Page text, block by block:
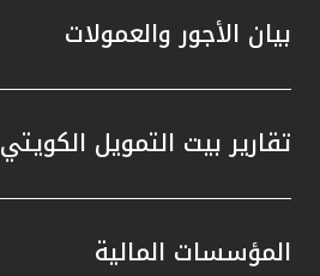
بيان الأجور والعمولات
تقارير بيت التمويل الكويتي
المؤسسات المالية